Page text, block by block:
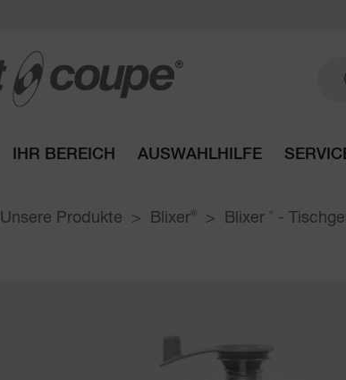
IHR BEREICH AUSWAHLHILFE
Unsere Produkte Blixer® Blixer -